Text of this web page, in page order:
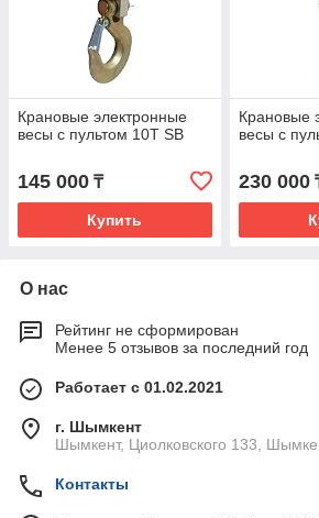
Крановые электронные
весы с пультом 10T SB
145 000 ₸
Купить
Крановые
весы с
230 000
О нас
Рейтинг не сформирован
Менее 5 отзывов за последний год
Работает с 01.02.2021
г. Шымкент
Шымкент, Циолковского 133,
Контакты